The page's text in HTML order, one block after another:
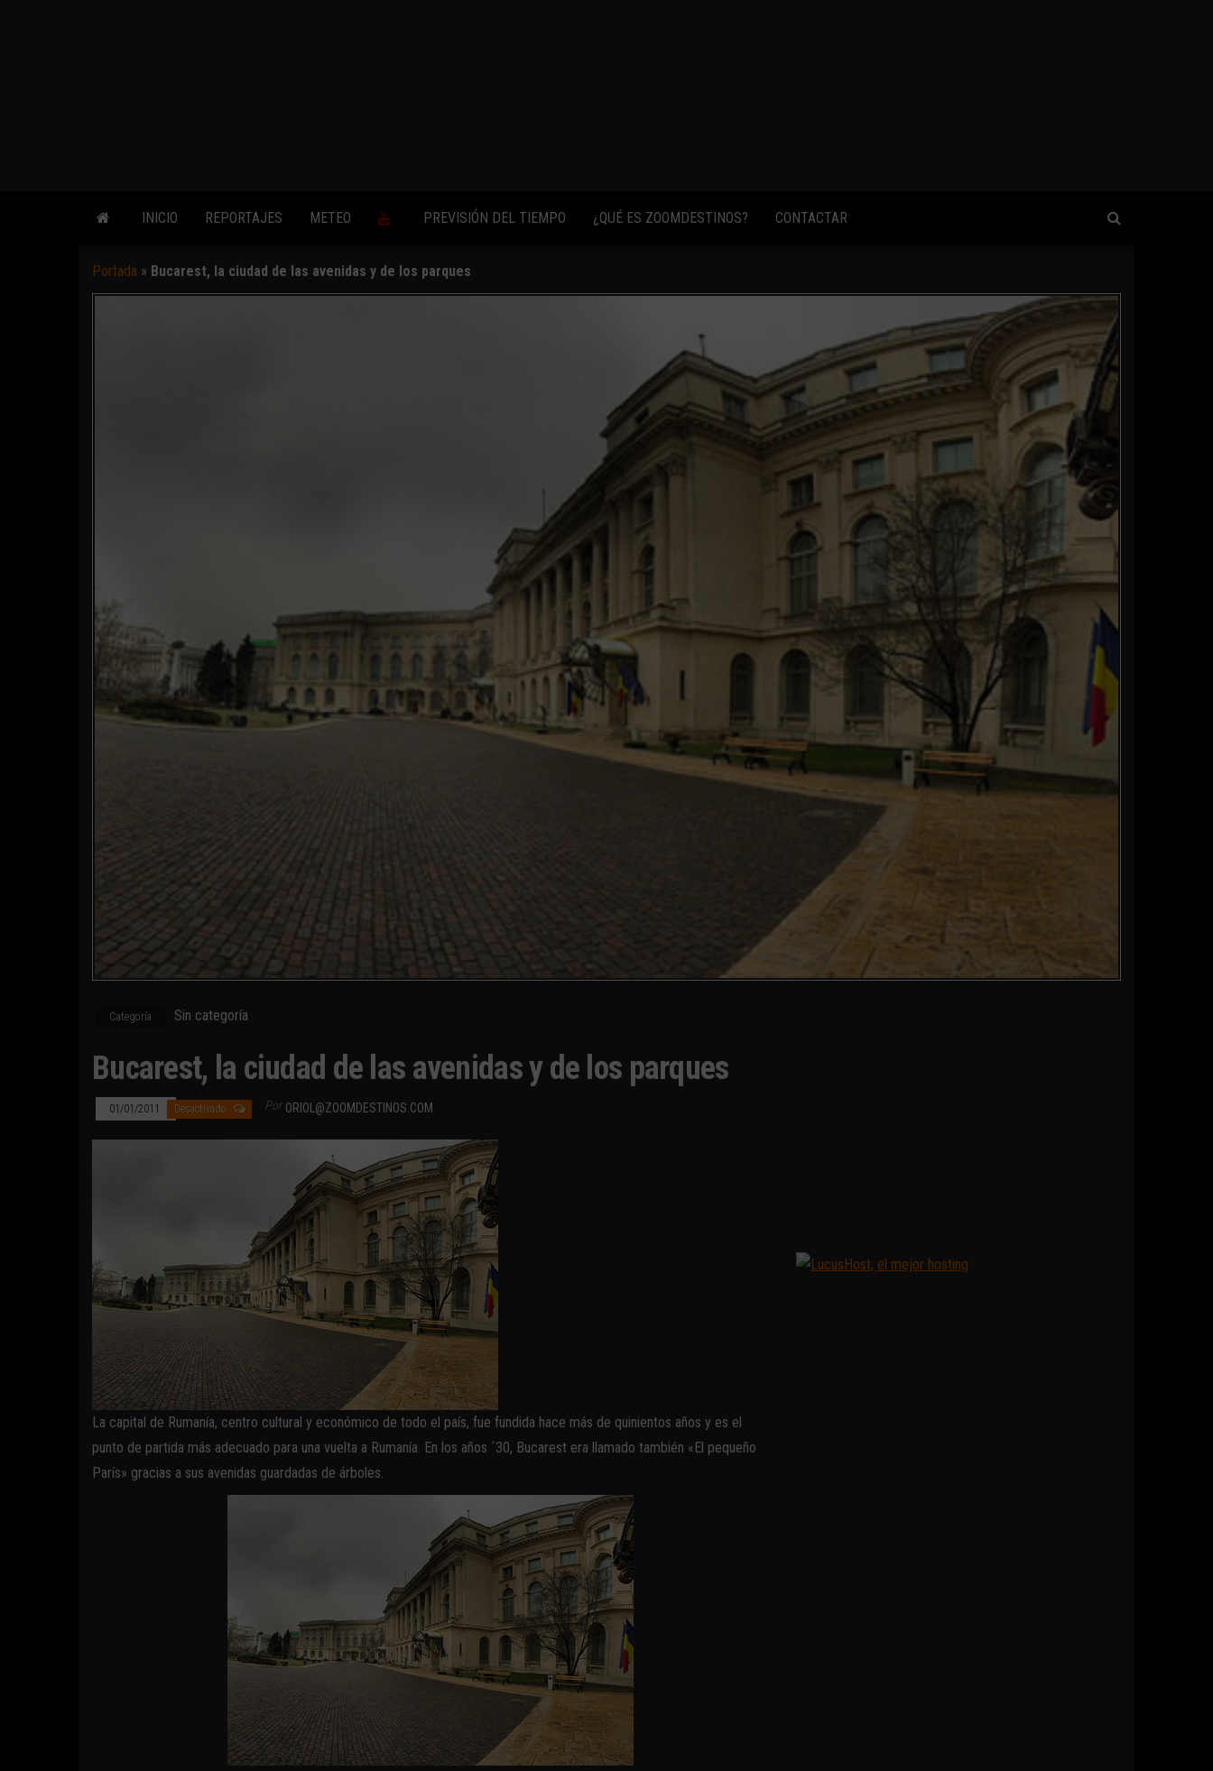
INICIO REPORTAJES METEO PREVISIÓN DEL TIEMPO ¿QUÉ ES ZOOMDESTINOS? CONTACTAR
Portada » Bucarest, la ciudad de las avenidas y de los parques
Categoría Sin categoría
Bucarest, la ciudad de las avenidas y de los parques
01/01/2011 Desactivado Por ORIOL@ZOOMDESTINOS.COM
La capital de Rumanía, centro cultural y económico de todo el país, fue fundida hace más de quinientos años y es el
punto de partida más adecuado para una vuelta a Rumanía. En los años ´30, Bucarest era llamado también «El pequeño
París» gracias a sus avenidas guardadas de árboles.